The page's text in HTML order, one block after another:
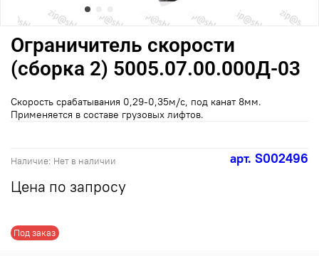
арт. S002496
Наличие: Нет в наличии
Под заказ
Ограничитель скорости
(сборка 2) 5005.07.00.000Д-03
Цена по запросу
Скорость срабатывания 0,29-0,35м/с, под канат 8мм.
Применяется в составе грузовых лифтов.